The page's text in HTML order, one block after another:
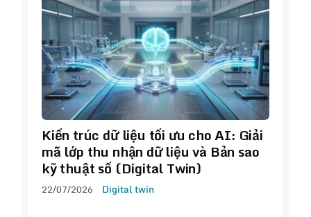
Kiến trúc dữ liệu tối ưu cho AI: Giải
mã lớp thu nhận dữ liệu và Bản sao
kỹ thuật số (Digital Twin)
22/07/2026 Digital twin